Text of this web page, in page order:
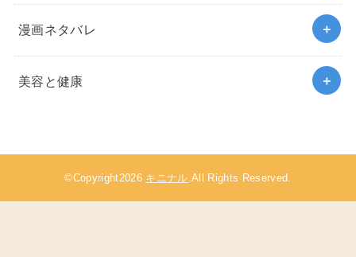
漫画ネタバレ
美容と健康
©Copyright2026 キニナル .All Rights Reserved.